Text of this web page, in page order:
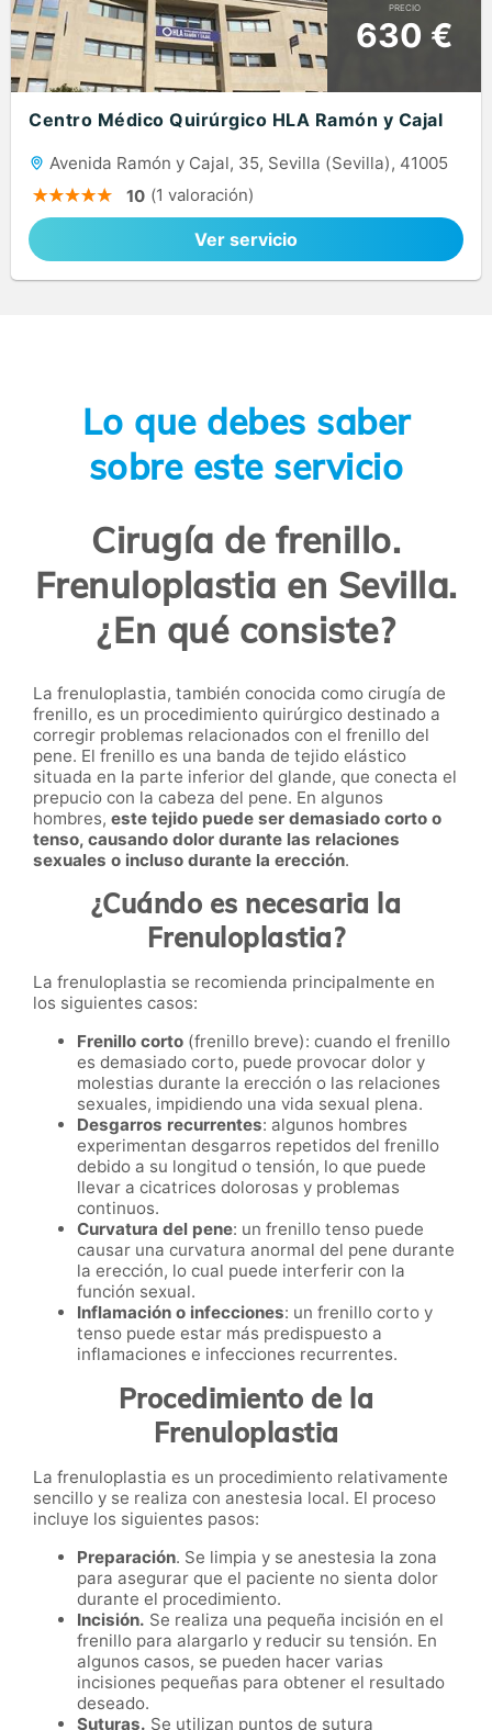
PRECIO
630 €
Centro Médico Quirúrgico HLA Ramón y Cajal
Avenida Ramón y Cajal, 35, Sevilla (Sevilla), 41005
10 (1 valoración)
Ver servicio
Lo que debes saber
sobre este servicio
Cirugía de frenillo.
Frenuloplastia en Sevilla.
¿En qué consiste?
La frenuloplastia, también conocida como cirugía de
frenillo, es un procedimiento quirúrgico destinado a
corregir problemas relacionados con el frenillo del
pene. El frenillo es una banda de tejido elástico
situada en la parte inferior del glande, que conecta el
prepucio con la cabeza del pene. En algunos
hombres, este tejido puede ser demasiado corto o
tenso, causando dolor durante las relaciones
sexuales o incluso durante la erección.
¿Cuándo es necesaria la
Frenuloplastia?
La frenuloplastia se recomienda principalmente en
los siguientes casos:
Frenillo corto (frenillo breve): cuando el frenillo
es demasiado corto, puede provocar dolor y
molestias durante la erección o las relaciones
sexuales, impidiendo una vida sexual plena.
Desgarros recurrentes: algunos hombres
experimentan desgarros repetidos del frenillo
debido a su longitud o tensión, lo que puede
llevar a cicatrices dolorosas y problemas
continuos.
Curvatura del pene: un frenillo tenso puede
causar una curvatura anormal del pene durante
la erección, lo cual puede interferir con la
función sexual.
Inflamación o infecciones: un frenillo corto y
tenso puede estar más predispuesto a
inflamaciones e infecciones recurrentes.
Procedimiento de la
Frenuloplastia
La frenuloplastia es un procedimiento relativamente
sencillo y se realiza con anestesia local. El proceso
incluye los siguientes pasos:
Preparación. Se limpia y se anestesia la zona
para asegurar que el paciente no sienta dolor
durante el procedimiento.
Incisión. Se realiza una pequeña incisión en el
frenillo para alargarlo y reducir su tensión. En
algunos casos, se pueden hacer varias
incisiones pequeñas para obtener el resultado
deseado.
Suturas. Se utilizan puntos de sutura